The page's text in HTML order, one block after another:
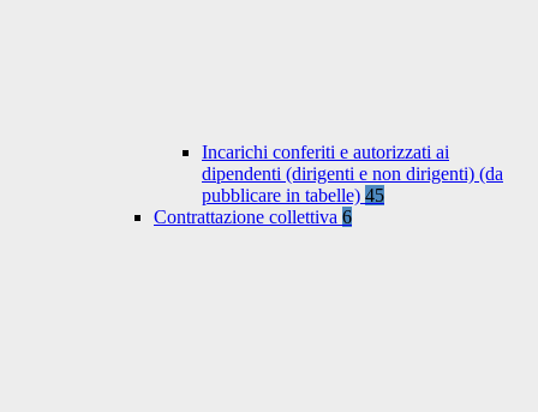
Incarichi conferiti e autorizzati ai
dipendenti (dirigenti e non dirigenti) (da
pubblicare in tabelle) 45
Contrattazione collettiva 6